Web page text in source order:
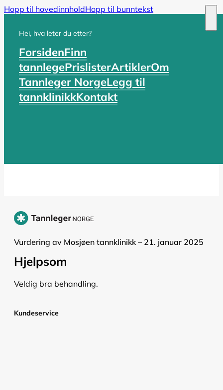
Hopp til hovedinnholdHopp til bunntekst
Hei, hva leter du etter?
ForsidenFinn
tannlegePrislisterArtiklerOm
Tannleger NorgeLegg til
tannklinikkKontakt
Vurdering av Mosjøen tannklinikk – 21. januar 2025
Hjelpsom
Veldig bra behandling.
Kundeservice